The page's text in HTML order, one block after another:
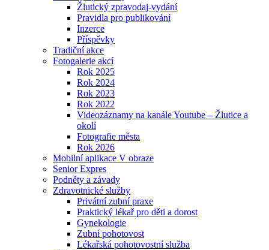
Žlutický zpravodaj-vydání
Pravidla pro publikování
Inzerce
Příspěvky
Tradiční akce
Fotogalerie akcí
Rok 2025
Rok 2024
Rok 2023
Rok 2022
Videozáznamy na kanále Youtube – Žlutice a
okolí
Fotografie města
Rok 2026
Mobilní aplikace V obraze
Senior Expres
Podněty a závady
Zdravotnické služby
Privátní zubní praxe
Praktický lékař pro děti a dorost
Gynekologie
Zubní pohotovost
Lékařská pohotovostní služba